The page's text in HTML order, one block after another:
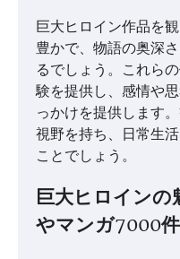
巨大ヒロイン作品を
豊かで、物語の奥深
るでしょう。これら
験を提供し、感情や
っかけを提供します
視野を持ち、日常生
ことでしょう。
巨大ヒロインの
やマンガ7000